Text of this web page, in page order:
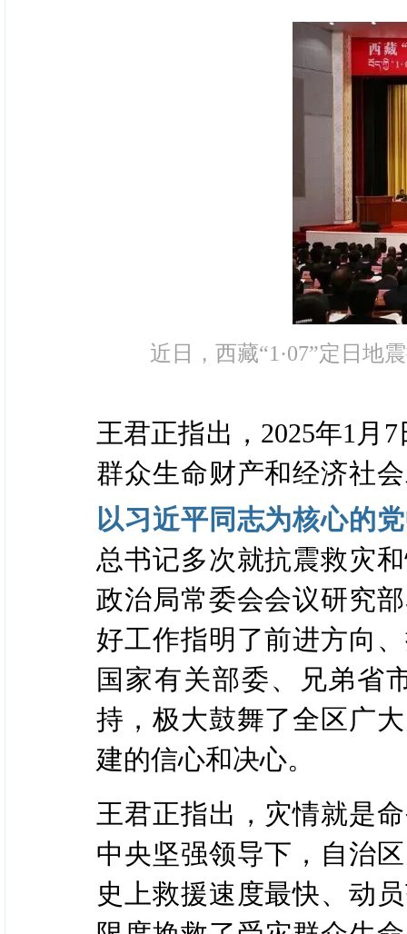
近日，西藏“1·07”定日地
王君正指出，2025年1月
群众生命财产和经济社
以习近平同志为核心的
总书记多次就抗震救灾
政治局常委会会议研究
好工作指明了前进方向
国家有关部委、兄弟省
持，极大鼓舞了全区广
建的信心和决心。
王君正指出，灾情就是
中央坚强领导下，自治
史上救援速度最快、动